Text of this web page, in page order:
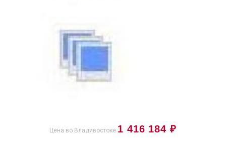
1 416 184 ₽
Цена во Владивостоке